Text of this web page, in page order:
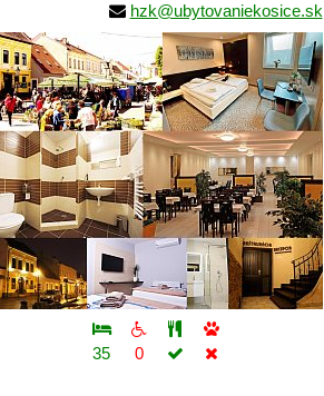
hzk@ubytovaniekosice.sk
35 0